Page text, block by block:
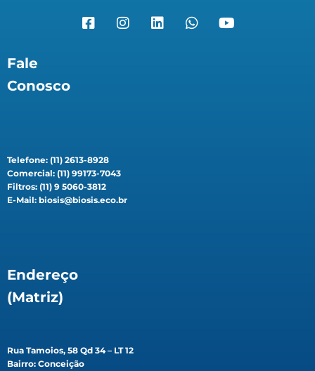
Fale
Conosco
Telefone: (11) 2613-8928
Comercial: (11) 99173-7043
Filtros: (11) 9 5060-3812
E-Mail: biosis@biosis.eco.br
Endereço
(Matriz)
Rua Tamoios, 58 Qd 34 – LT 12
Bairro: Conceição